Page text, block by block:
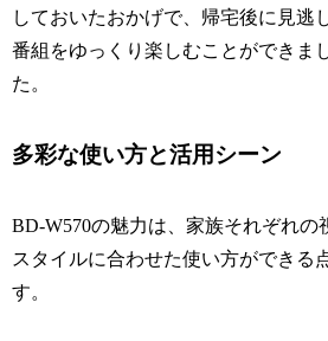
しておいたおかげで、帰宅後に見逃
番組をゆっくり楽しむことができま
た。
多彩な使い方と活用シーン
BD-W570の魅力は、家族それぞれの
スタイルに合わせた使い方ができる
す。